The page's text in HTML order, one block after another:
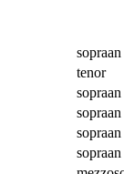
sopraan
tenor
sopraan
sopraan
sopraan
sopraan